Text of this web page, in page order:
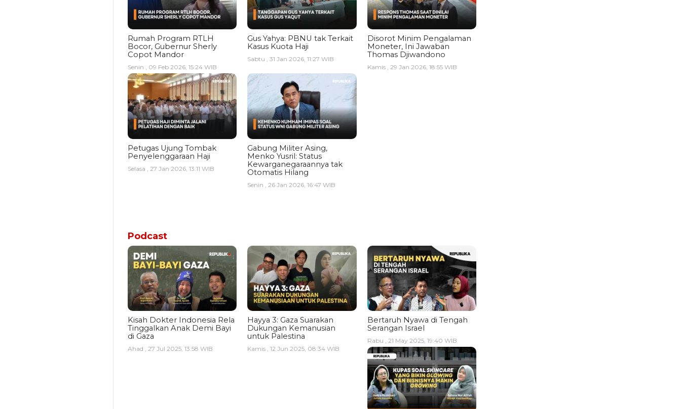
Rumah Program RTLH
Bocor, Gubernur Sherly
Copot Mandor
Senin , 09 Feb 2026, 15:24 WIB
Gus Yahya: PBNU tak Terkait
Kasus Kuota Haji
Sabtu , 31 Jan 2026, 11:27 WIB
Disorot Minim Pengalaman
Moneter, Ini Jawaban
Thomas Djiwandono
Kamis , 29 Jan 2026, 18:55 WIB
Petugas Ujung Tombak
Penyelenggaraan Haji
Selasa , 27 Jan 2026, 13:11 WIB
Gabung Militer Asing,
Menko Yusril: Status
Kewarganegaraannya tak
Otomatis Hilang
Senin , 26 Jan 2026, 16:47 WIB
Podcast
Kisah Dokter Indonesia Rela
Tinggalkan Anak Demi Bayi
di Gaza
Ahad , 27 Jul 2025, 13:58 WIB
Hayya 3: Gaza Suarakan
Dukungan Kemanusian
untuk Palestina
Kamis , 12 Jun 2025, 08:34 WIB
Bertaruh Nyawa di Tengah
Serangan Israel
Rabu , 21 May 2025, 19:40 WIB